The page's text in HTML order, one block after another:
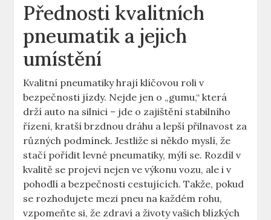
Přednosti kvalitních
pneumatik a jejich
umístění
Kvalitní pneumatiky hrají klíčovou roli v
bezpečnosti jízdy. Nejde jen o „gumu,“ která
drží auto na silnici – jde o zajištění stabilního
řízení, kratší brzdnou dráhu a lepší přilnavost za
různých podmínek. Jestliže si někdo myslí, že
stačí pořídit levné pneumatiky, mýlí se. Rozdíl v
kvalitě se projeví nejen ve výkonu vozu, ale i v
pohodlí a bezpečnosti cestujících. Takže, pokud
se rozhodujete mezi pneu na každém rohu,
vzpomeňte si, že zdraví a životy vašich blízkých